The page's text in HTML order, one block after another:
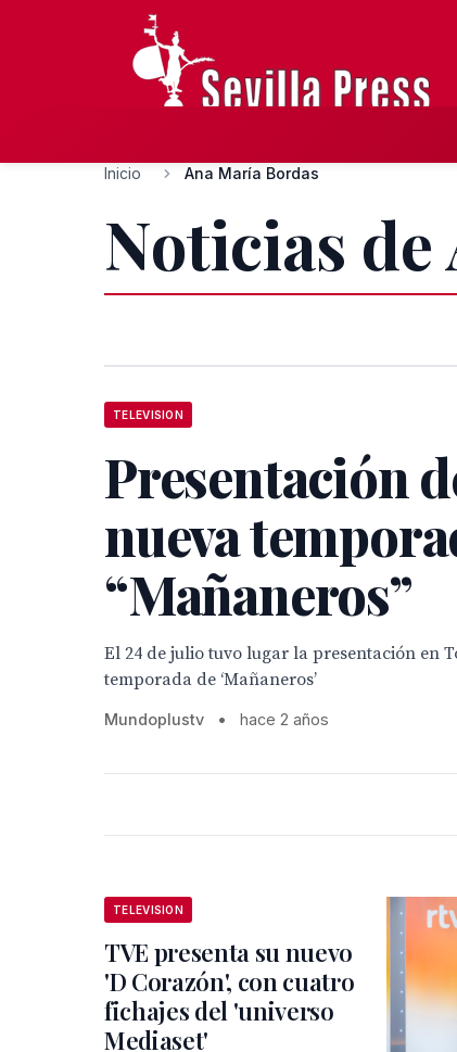
Inicio Ana María Bordas
Noticias
TELEVISION
Presentación
nueva
“Mañaneros”
El 24 de julio tuvo lugar la presentación en
temporada de ‘Mañaneros’
Mundoplustv • hace 2 años
TELEVISION
TVE presenta su nuevo
'D Corazón', con cuatro
fichajes del 'universo
Mediaset'